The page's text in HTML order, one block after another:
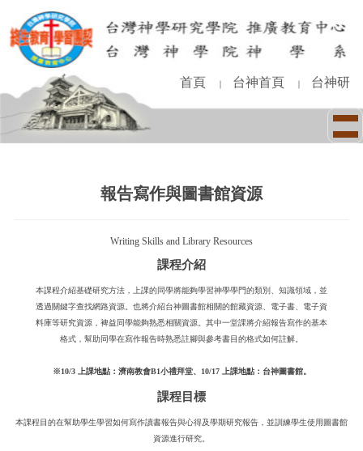
到
主
容
區
首頁 ｜ 台神首頁 ｜ 台神研
報告寫作與圖書館資源
Writing Skills and Library Resources
課程介紹
本課程介紹基礎研究方法，上課的同學將能夠學習神學學門的類別、知識領域，並
透過關鍵字查找網路資源。也將介紹台神圖書館相關的館藏資源、電子書、電子資
料庫等研究資源，裨益同學能夠熟悉相關資源。其中一堂課將介紹報告寫作的基本
格式，幫助同學在寫作報告時熟悉註腳與參考書目的格式如何註解。
※10/3 上課地點：濟南教會B1小禮拜堂、10/17 上課地點：台神圖書館。
課程目標
本課程目的在幫助學生學習如何寫作讀書報告與心得及學期研究報告，並訓練學生使用圖書館
資源進行研究。